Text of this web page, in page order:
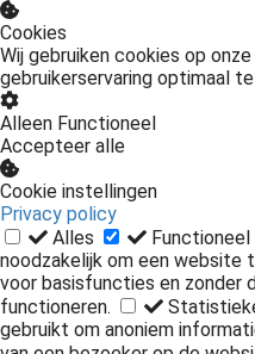
Cookies
Wij gebruiken cookies op
gebruikerservaring optimaal te
Alleen Functioneel
Accepteer alle
Cookie instellingen
Privacy policy
Alles
Functioneel
noodzakelijk om een website
voor basisfuncties en zonder
functioneren.
gebruikt om anoniem